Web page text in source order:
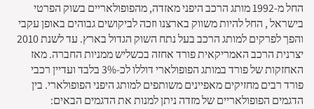
החל מ-1992 מותג הרכב היפני מאזדה, מהפופולאריים בשוק הפרטי
בישראל , החל להיות משווק בארצנו וזכה לביקושים גבוהים באופן עקבי
והפך לפרקים למותג הרכב בעל נתח השוק הגדול בארץ. עד לשנת 2010
יצרנית הרכב האמריקאית פורד אחזה בכשליש ממניות החברה. מאז
האחזקות של פורד במותג הפופולארי דוללו לכ-3% בלבד ועדיין רכבי
פורד רבים מחזיקים מאפיינים משותפים למותג היפני הפופולארי. בין
הדגמים הפופולאריים של מזדה ניתן למנות את הדגמים הבאים: